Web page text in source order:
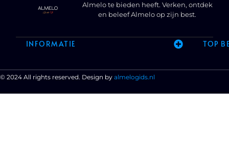
Almelo te bieden heeft. Verken, ontdek
en beleef Almelo op zijn best.
INFORMATIE TOP
© 2024 All rights reserved. Design by almelogids.nl